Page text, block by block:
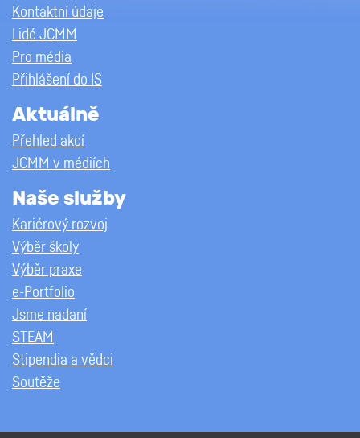
Kontaktní údaje
Lidé JCMM
Pro média
Přihlášení do IS
Aktuálně
Přehled akcí
JCMM v médiích
Naše služby
Kariérový rozvoj
Výběr školy
Výběr praxe
e-Portfolio
Jsme nadaní
STEAM
Stipendia a vědci
Soutěže